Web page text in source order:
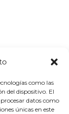
como las
del dispositivo. El
datos como
únicas en este